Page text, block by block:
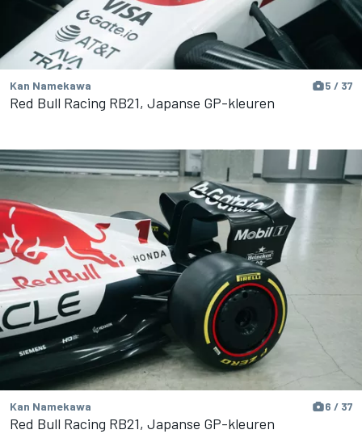
Kan Namekawa 5 / 37
Red Bull Racing RB21, Japanse GP-kleuren
Kan Namekawa 6 / 37
Red Bull Racing RB21, Japanse GP-kleuren